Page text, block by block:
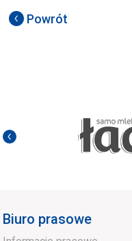
Powrót
Biuro prasowe